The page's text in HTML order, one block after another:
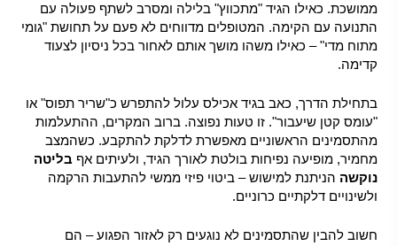
ממושכת. כאילו הגיד "מתכווץ" בלילה ומסרב לשתף פעולה עם
התנועה עם הקימה. המטופלים מדווחים לא פעם על תחושת "גומי
מתוח מדי" – כאילו משהו מושך אותם לאחור בכל ניסיון לצעוד
קדימה.
בתחילת הדרך, כאב בגיד אכילס עלול להתפרש כ"שריר תפוס" או
"עומס קטן שיעבור". זו טעות נפוצה. ברוב המקרים, ההתעלמות
מהתסמינים הראשוניים מאפשרת לדלקת להתקבע. כשהמצב
מחמיר, מופיעה נפיחות בולטת לאורך הגיד, ולעיתים אף בליטה
נוקשה הניתנת למישוש – ביטוי פיזי ממשי להתעבות הרקמה
ולשינויים דלקתיים כרוניים.
חשוב להבין שהתסמינים לא נוגעים רק לאזור הפגוע – הם